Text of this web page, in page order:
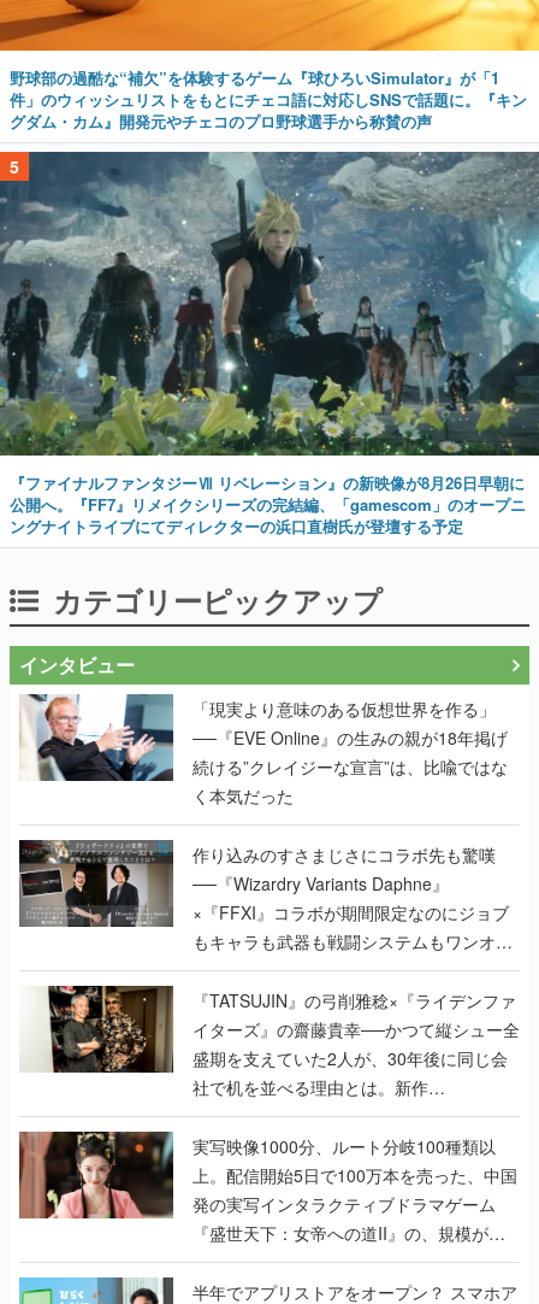
野球部の過酷な“補欠”を体験するゲーム『球ひろいSimulator』が「1
件」のウィッシュリストをもとにチェコ語に対応しSNSで話題に。『キン
グダム・カム』開発元やチェコのプロ野球選手から称賛の声
5
『ファイナルファンタジーⅦ リベレーション』の新映像が8月26日早朝に
公開へ。『FF7』リメイクシリーズの完結編、「gamescom」のオープニ
ングナイトライブにてディレクターの浜口直樹氏が登壇する予定
カテゴリーピックアップ
インタビュー
「現実より意味のある仮想世界を作る」
──『EVE Online』の生みの親が18年掲げ
続ける”クレイジーな宣言”は、比喩ではな
く本気だった
作り込みのすさまじさにコラボ先も驚嘆
──『Wizardry Variants Daphne』
×『FFXI』コラボが期間限定なのにジョブ
もキャラも武器も戦闘システムもワンオフ
で作り込まれた理由を両ディレクターに聞
く
『TATSUJIN』の弓削雅稔×『ライデンファ
イターズ』の齋藤貴幸──かつて縦シュー全
盛期を支えていた2人が、30年後に同じ会
社で机を並べる理由とは。新作
『TATSUJIN EXTREME』で初タッグを組
んだレジェンド2人に訊く開発秘話
実写映像1000分、ルート分岐100種類以
上。配信開始5日で100万本を売った、中国
発の実写インタラクティブドラマゲーム
『盛世天下：女帝への道II』の、規模が違
うこだわりをプロデューサーに聞いた
半年でアプリストアをオープン？ スマホア